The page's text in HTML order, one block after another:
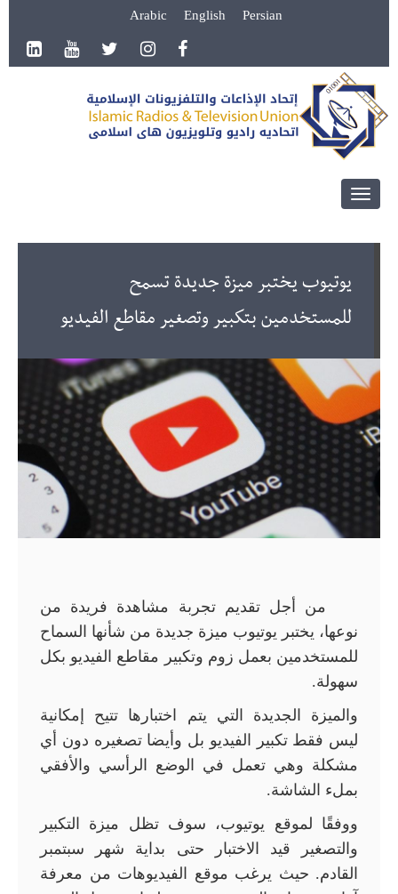
Arabic English Persian
Toggle
يوتيوب يختبر ميزة جديدة تسمح
للمستخدمين بتكبير وتصغير مقاطع الفيديو
من أجل تقديم تجربة مشاهدة فريدة من
نوعها، يختبر يوتيوب ميزة جديدة من شأنها السماح
للمستخدمين بعمل زوم وتكبير مقاطع الفيديو بكل
سهولة.
والميزة الجديدة التي يتم اختبارها تتيح إمكانية
ليس فقط تكبير الفيديو بل وأيضا تصغيره دون أي
مشكلة وهي تعمل في الوضع الرأسي والأفقي
بملء الشاشة.
ووفقًا لموقع يوتيوب، سوف تظل ميزة التكبير
والتصغير قيد الاختبار حتى بداية شهر سبتمبر
القادم. حيث يرغب موقع الفيديوهات من معرفة